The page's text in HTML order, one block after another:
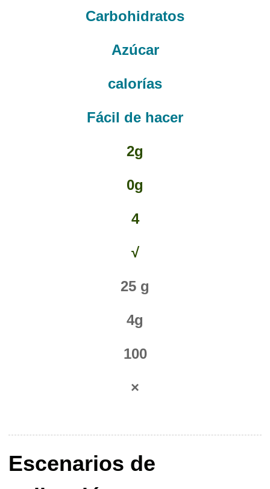
Carbohidratos
Azúcar
calorías
Fácil de hacer
2g
0g
4
√
25 g
4g
100
×
Escenarios de